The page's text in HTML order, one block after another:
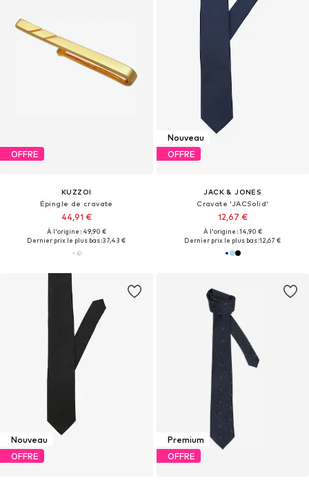
OFFRE
KUZZOI
Épingle de cravate
44,91 €
À l'origine : 49,90 €
Dernier prix le plus bas :37,43 €
Nouveau
OFFRE
JACK & JONES
Cravate 'JACSolid'
12,67 €
À l'origine : 14,90 €
Dernier prix le plus bas :12,67 €
Nouveau
OFFRE
Premium
OFFRE